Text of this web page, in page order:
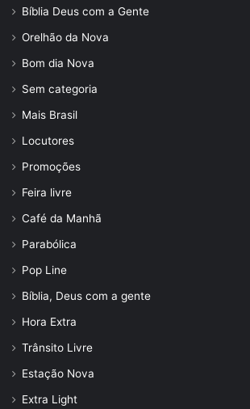
Bíblia Deus com a Gente
Orelhão da Nova
Bom dia Nova
Sem categoria
Mais Brasil
Locutores
Promoções
Feira livre
Café da Manhã
Parabólica
Pop Line
Bíblia, Deus com a gente
Hora Extra
Trânsito Livre
Estação Nova
Extra Light